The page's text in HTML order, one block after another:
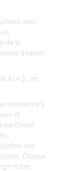
avec
de la
à savon
A.Ş., en
commencé à
et
Orient
des
Chaque
notre